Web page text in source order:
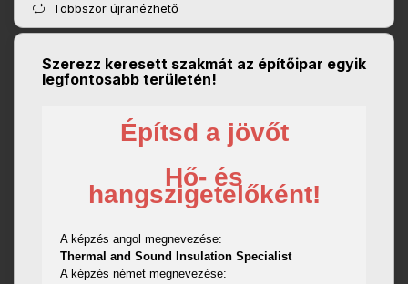
Többször újranézhető
Szerezz keresett szakmát az építőipar egyik
legfontosabb területén!
Építsd a jövőt
Hő- és
hangszigetelőként!
A képzés angol megnevezése:
Thermal and Sound Insulation Specialist
A képzés német megnevezése: